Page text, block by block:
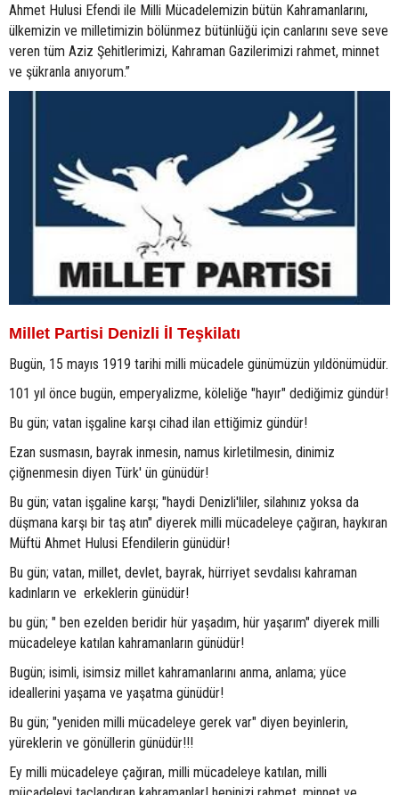
Ahmet Hulusi Efendi ile Milli Mücadelemizin bütün Kahramanlarını,
ülkemizin ve milletimizin bölünmez bütünlüğü için canlarını seve seve
veren tüm Aziz Şehitlerimizi, Kahraman Gazilerimizi rahmet, minnet
ve şükranla anıyorum.”
Millet Partisi Denizli İl Teşkilatı
Bugün, 15 mayıs 1919 tarihi milli mücadele günümüzün yıldönümüdür.
101 yıl önce bugün, emperyalizme, köleliğe "hayır" dediğimiz gündür!
Bu gün; vatan işgaline karşı cihad ilan ettiğimiz gündür!
Ezan susmasın, bayrak inmesin, namus kirletilmesin, dinimiz
çiğnenmesin diyen Türk' ün günüdür!
Bu gün; vatan işgaline karşı; "haydi Denizli'liler, silahınız yoksa da
düşmana karşı bir taş atın" diyerek milli mücadeleye çağıran, haykıran
Müftü Ahmet Hulusi Efendilerin günüdür!
Bu gün; vatan, millet, devlet, bayrak, hürriyet sevdalısı kahraman
kadınların ve erkeklerin günüdür!
bu gün; " ben ezelden beridir hür yaşadım, hür yaşarım" diyerek milli
mücadeleye katılan kahramanların günüdür!
Bugün; isimli, isimsiz millet kahramanlarını anma, anlama; yüce
ideallerini yaşama ve yaşatma günüdür!
Bu gün; "yeniden milli mücadeleye gerek var" diyen beyinlerin,
yüreklerin ve gönüllerin günüdür!!!
Ey milli mücadeleye çağıran, milli mücadeleye katılan, milli